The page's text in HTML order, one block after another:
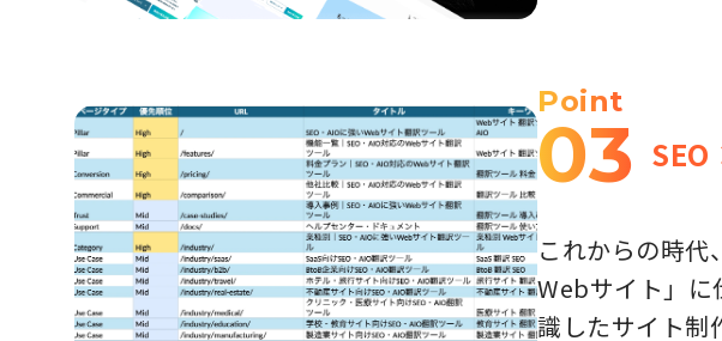
Point
03
これからの時代
Webサイト」に
識したサイト制